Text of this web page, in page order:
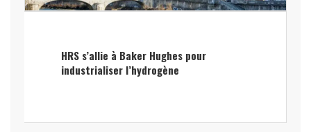
HRS s’allie à Baker Hughes pour
industrialiser l’hydrogène